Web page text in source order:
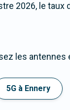
2026, le taux
les
5G à Ennery